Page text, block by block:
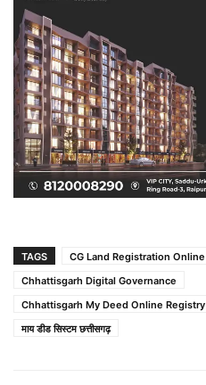
TAGS
CG Land Registration Online
Chhattisgarh Digital Governance
Chhattisgarh My Deed Online Registry
माय डीड सिस्टम छत्तीसगढ़